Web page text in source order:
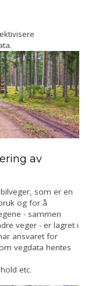
av
som er en
og for å
- sammen
veger - er lagret i
ansvaret for
vegdata hentes
etc.